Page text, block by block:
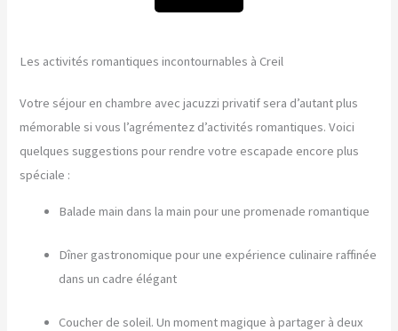
Les activités romantiques incontournables à Creil
Votre séjour en chambre avec jacuzzi privatif sera d’autant plus
mémorable si vous l’agrémentez d’activités romantiques. Voici
quelques suggestions pour rendre votre escapade encore plus
spéciale :
Balade main dans la main pour une promenade romantique
Dîner gastronomique pour une expérience culinaire raffinée
dans un cadre élégant
Coucher de soleil. Un moment magique à partager à deux